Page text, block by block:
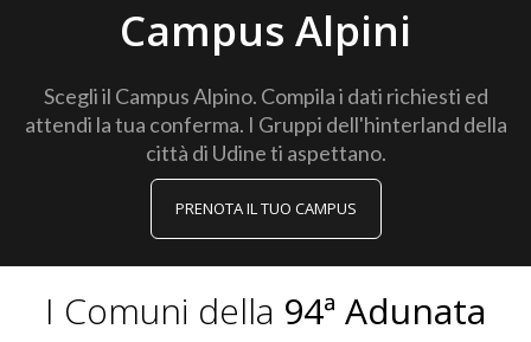
Campus Alpini
Scegli il Campus Alpino. Compila i dati richiesti ed
attendi la tua conferma. I Gruppi dell'hinterland della
città di Udine ti aspettano.
PRENOTA IL TUO CAMPUS
I Comuni della 94ª Adunata